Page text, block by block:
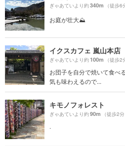
ぎゃあていより約340m （徒歩6
お庭が壮大⛰️
イクスカフェ 嵐山本店
ぎゃあていより約100m （徒歩2
お団子を自分で焼いて食べ
気も味わえるので...
キモノフォレスト
ぎゃあていより約90m （徒歩2分
.